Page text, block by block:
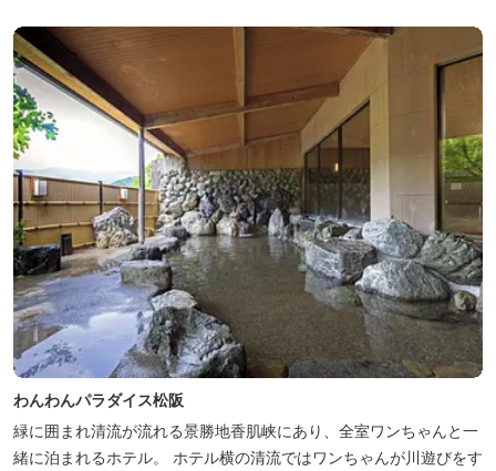
わんわんパラダイス松阪
緑に囲まれ清流が流れる景勝地香肌峡にあり、全室ワンちゃんと一
緒に泊まれるホテル。 ホテル横の清流ではワンちゃんが川遊びをす